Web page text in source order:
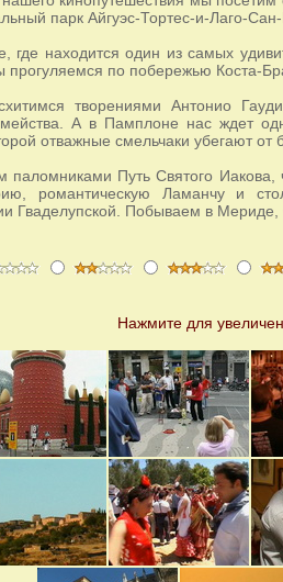
парк Айгуэс-Тортес-и-Лаго-
где находится один из самых
по побережью Коста-
творениями Антонио
А в Памплоне нас ждет
отважные смельчаки убегают от
Путь Святого Иакова,
романтическую Ламанчу и
Гваделупской. Побываем в Мериде,
Нажмите для